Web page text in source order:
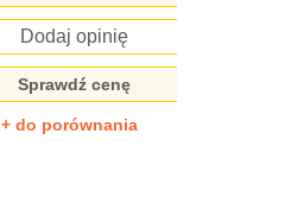
Dodaj opinię
Sprawdź cenę
+ do porównania